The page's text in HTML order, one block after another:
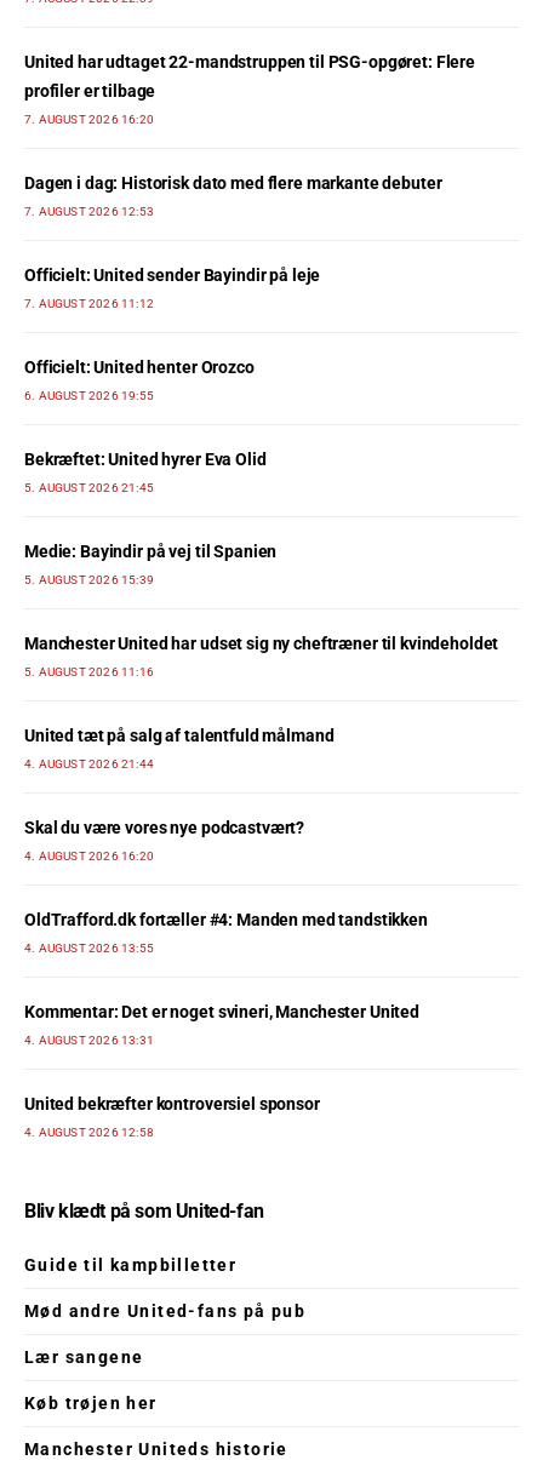
United har udtaget 22-mandstruppen til PSG-opgøret: Flere
profiler er tilbage
7. AUGUST 2026 16:20
Dagen i dag: Historisk dato med flere markante debuter
7. AUGUST 2026 12:53
Officielt: United sender Bayindir på leje
7. AUGUST 2026 11:12
Officielt: United henter Orozco
6. AUGUST 2026 19:55
Bekræftet: United hyrer Eva Olid
5. AUGUST 2026 21:45
Medie: Bayindir på vej til Spanien
5. AUGUST 2026 15:39
Manchester United har udset sig ny cheftræner til kvindeholdet
5. AUGUST 2026 11:16
United tæt på salg af talentfuld målmand
4. AUGUST 2026 21:44
Skal du være vores nye podcastvært?
4. AUGUST 2026 16:20
OldTrafford.dk fortæller #4: Manden med tandstikken
4. AUGUST 2026 13:55
Kommentar: Det er noget svineri, Manchester United
4. AUGUST 2026 13:31
United bekræfter kontroversiel sponsor
4. AUGUST 2026 12:58
Bliv klædt på som United-fan
Guide til kampbilletter
Mød andre United-fans på pub
Lær sangene
Køb trøjen her
Manchester Uniteds historie